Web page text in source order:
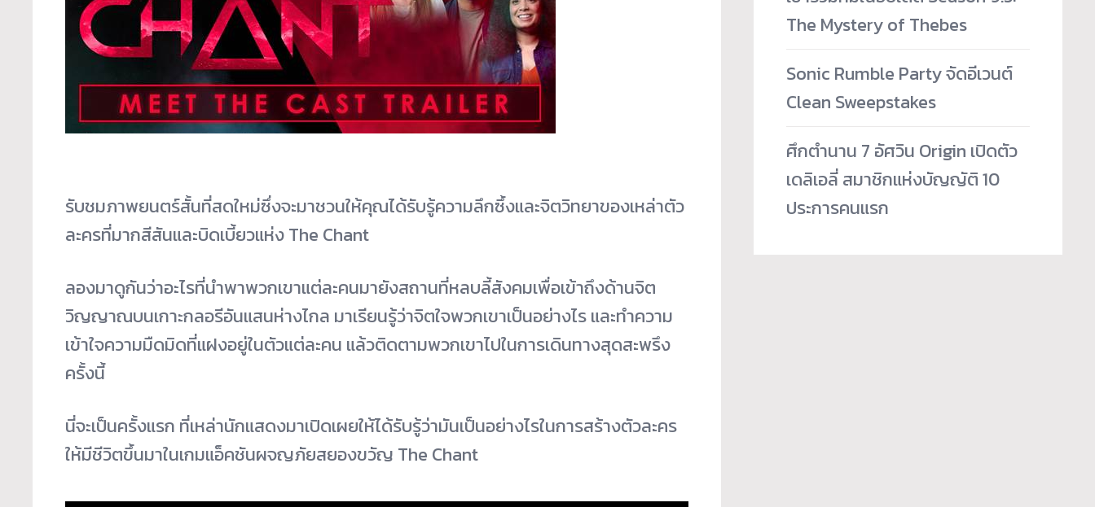
รับชมภาพยนตร์สั้นที่สดใหม่ซึ่งจะมาชวนให้คุณได้รับรู้ความลึกซึ้งและจิตวิทยาของเหล่าตัว
ละครที่มากสีสันและบิดเบี้ยวแห่ง The Chant
ลองมาดูกันว่าอะไรที่นำพาพวกเขาแต่ละคนมายังสถานที่หลบลี้สังคมเพื่อเข้าถึงด้านจิต
วิญญาณบนเกาะกลอรีอันแสนห่างไกล มาเรียนรู้ว่าจิตใจพวกเขาเป็นอย่างไร และทำความ
เข้าใจความมืดมิดที่แฝงอยู่ในตัวแต่ละคน แล้วติดตามพวกเขาไปในการเดินทางสุดสะพรึง
ครั้งนี้
นี่จะเป็นครั้งแรก ที่เหล่านักแสดงมาเปิดเผยให้ได้รับรู้ว่ามันเป็นอย่างไรในการสร้างตัวละคร
ให้มีชีวิตขึ้นมาในเกมแอ็คชันผจญภัยสยองขวัญ The Chant
The Mystery of Thebes
Sonic Rumble Party จัดอีเวนต์
Clean Sweepstakes
ศึกตำนาน 7 อัศวิน Origin เปิดตัว
เดลิเอลี่ สมาชิกแห่งบัญญัติ 10
ประการคนแรก